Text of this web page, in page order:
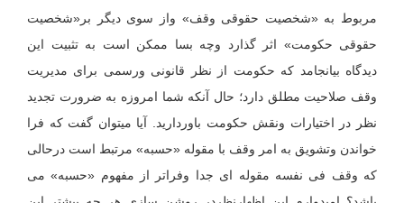
مربوط به «شخصیت حقوقی وقف» واز سوی دیگر بر«شخصیت
حقوقی حکومت» اثر گذارد وچه بسا ممکن است به تثبیت این
دیدگاه بیانجامد که حکومت از نظر قانونی ورسمی برای مدیریت
وقف صلاحیت مطلق دارد؛ حال آنکه شما امروزه به ضرورت تجدید
نظر در اختیارات ونقش حکومت باوردارید. آیا میتوان گفت که فرا
خواندن وتشویق به امر وقف با مقوله «حسبه» مرتبط است درحالی
که وقف فی نفسه مقوله ای جدا وفراتر از مفهوم «حسبه» می